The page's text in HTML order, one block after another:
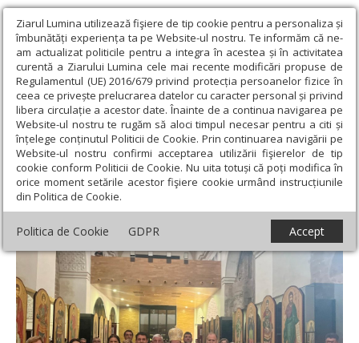
Ziarul Lumina utilizează fişiere de tip cookie pentru a personaliza și
îmbunătăți experiența ta pe Website-ul nostru. Te informăm că ne-
am actualizat politicile pentru a integra în acestea și în activitatea
curentă a Ziarului Lumina cele mai recente modificări propuse de
Regulamentul (UE) 2016/679 privind protecția persoanelor fizice în
ceea ce privește prelucrarea datelor cu caracter personal și privind
libera circulație a acestor date. Înainte de a continua navigarea pe
Website-ul nostru te rugăm să aloci timpul necesar pentru a citi și
înțelege conținutul Politicii de Cookie. Prin continuarea navigării pe
Website-ul nostru confirmi acceptarea utilizării fişierelor de tip
cookie conform Politicii de Cookie. Nu uita totuși că poți modifica în
orice moment setările acestor fişiere cookie urmând instrucțiunile
din Politica de Cookie.
Politica de Cookie GDPR Accept
Ziarul Lumina › Actualitate religioasă › Diaspora › Hramul unei
parohii românești din Spania
Hramul unei parohii românești din Spania